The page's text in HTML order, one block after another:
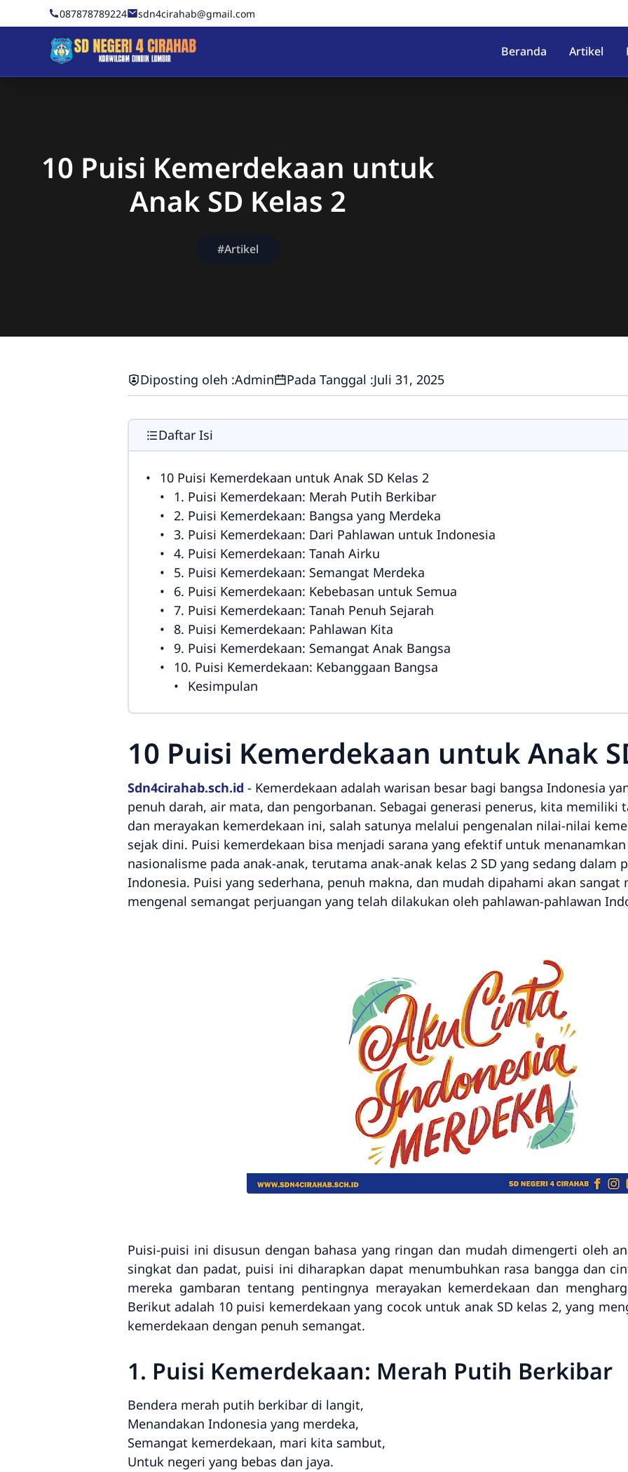
Skip to Content087878789224 sdn4cirahab@gmail.com
Sekolah Dasar Negeri 4 Cirahab, Kec. Lumbir, Kab.
Beranda Artikel
10 Puisi Kemerdekaan untuk
Anak SD Kelas 2
#Artikel
Diposting oleh :Admin Pada Tanggal :Juli 31, 2025
Daftar Isi
10 Puisi Kemerdekaan untuk Anak SD Kelas 2
1. Puisi Kemerdekaan: Merah Putih Berkibar
2. Puisi Kemerdekaan: Bangsa yang Merdeka
3. Puisi Kemerdekaan: Dari Pahlawan untuk Indonesia
4. Puisi Kemerdekaan: Tanah Airku
5. Puisi Kemerdekaan: Semangat Merdeka
6. Puisi Kemerdekaan: Kebebasan untuk Semua
7. Puisi Kemerdekaan: Tanah Penuh Sejarah
8. Puisi Kemerdekaan: Pahlawan Kita
9. Puisi Kemerdekaan: Semangat Anak Bangsa
10. Puisi Kemerdekaan: Kebanggaan Bangsa
Kesimpulan
10 Puisi Kemerdekaan untuk Anak
Sdn4cirahab.sch.id - Kemerdekaan adalah warisan besar bagi bangsa Indonesia
penuh darah, air mata, dan pengorbanan. Sebagai generasi penerus, kita memiliki
dan merayakan kemerdekaan ini, salah satunya melalui pengenalan nilai-nilai
sejak dini. Puisi kemerdekaan bisa menjadi sarana yang efektif untuk
nasionalisme pada anak-anak, terutama anak-anak kelas 2 SD yang sedang dalam
Indonesia. Puisi yang sederhana, penuh makna, dan mudah dipahami akan
mengenal semangat perjuangan yang telah dilakukan oleh pahlawan-pahlawan
Puisi-puisi ini disusun dengan bahasa yang ringan dan mudah dimengerti oleh
singkat dan padat, puisi ini diharapkan dapat menumbuhkan rasa bangga dan
mereka gambaran tentang pentingnya merayakan kemerdekaan dan
Berikut adalah 10 puisi kemerdekaan yang cocok untuk anak SD kelas 2, yang
kemerdekaan dengan penuh semangat.
1. Puisi Kemerdekaan: Merah Putih Berkibar
Bendera merah putih berkibar di langit,
Menandakan Indonesia yang merdeka,
Semangat kemerdekaan, mari kita sambut,
Untuk negeri yang bebas dan jaya.